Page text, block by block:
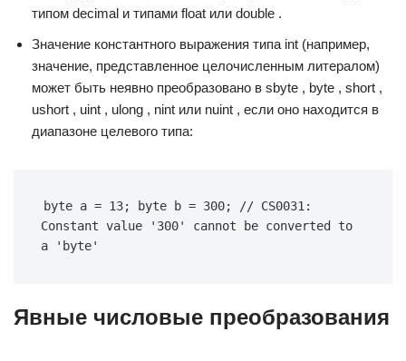
типом decimal и типами float или double .
Значение константного выражения типа int (например,
значение, представленное целочисленным литералом)
может быть неявно преобразовано в sbyte , byte , short ,
ushort , uint , ulong , nint или nuint , если оно находится в
диапазоне целевого типа:
byte a = 13; byte b = 300; // CS0031:
Constant value '300' cannot be converted to
a 'byte'
Явные числовые преобразования